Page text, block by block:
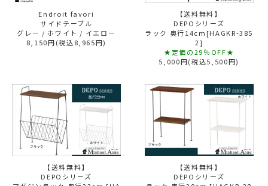
Endroit favori
サイドテーブル
グレー / ホワイト / イエロー
8,150円(税込8,965円)
【送料無料】
DEPOシリーズ
ラック 奥行14cm[HAGKR-385
2]
★定価の29％OFF★
5,000円(税込5,500円)
【送料無料】
DEPOシリーズ
【送料無料】
DEPOシリーズ